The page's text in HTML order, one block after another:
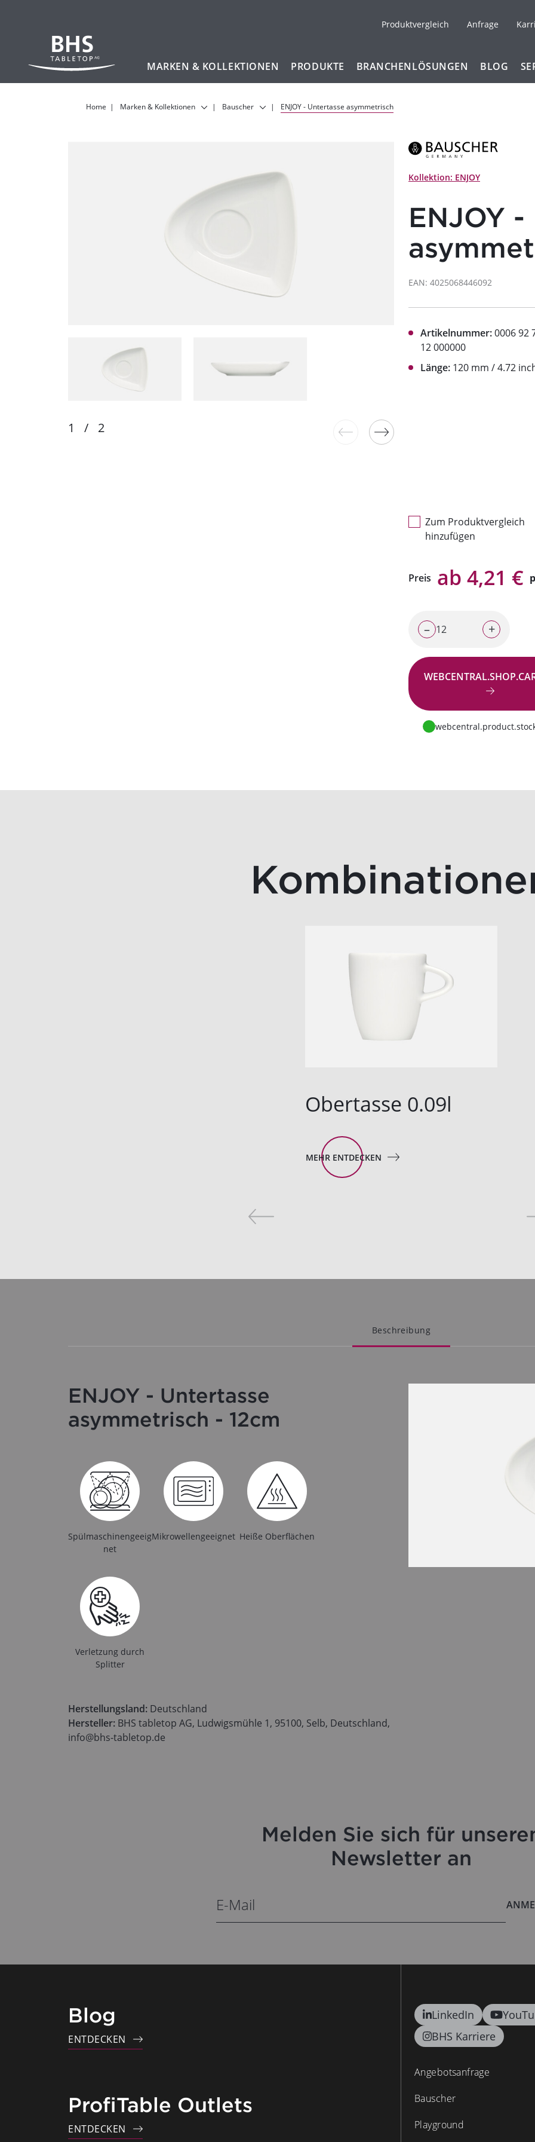
Produktvergleich Anfrage
MARKEN & KOLLEKTIONEN PRODUKTE BRANCHENLÖSUNGEN BLOG
Home Marken & Kollektionen Bauscher ENJOY - Untertasse asymmetrisch
Kollektion: ENJOY
ENJOY
EAN: 4025068446092
Artikelnummer:0006 92
12 000000
Länge: 120 mm / 4.72
Zum Produktvergleich
hinzufügen
Preis ab 4,21 €
– +
Zur Anfrage
Obertasse 0.09l
MEHR ENTDECKEN
Beschreibung
ENJOY - Untertasse
asymmetrisch - 12cm
Spülmaschinengeeig
net
Mikrowellengeeignet Heiße Oberflächen
Verletzung durch
Splitter
Herstellungsland: Deutschland
Hersteller: BHS tabletop AG, Ludwigsmühle 1, 95100, Selb, Deutschland,
info@bhs-tabletop.de
Melden Sie sich für
Newsletter an
Blog
ENTDECKEN
ProfiTable Outlets
ENTDECKEN
LinkedIn
BHS Karriere
Angebotsanfrage
Bauscher
Playground